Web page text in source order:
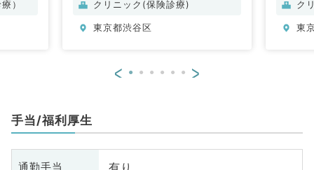
）
クリニック(保険診療)
東京都渋谷区
ク
東
< >
手当/福利厚生
通勤手当